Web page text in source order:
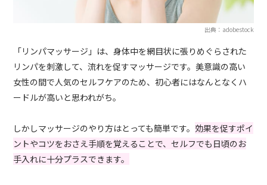
出典：adobestock
「リンパマッサージ」は、身体中を網目状に張りめぐらされた
リンパを刺激して、流れを促すマッサージです。美意識の高い
女性の間で人気のセルフケアのため、初心者にはなんとなくハ
ードルが高いと思われがち。
しかしマッサージのやり方はとっても簡単です。 効果を促すポイ
ントやコツをおさえ手順を覚えることで、セルフでも日頃のお
手入れに十分プラスできます。